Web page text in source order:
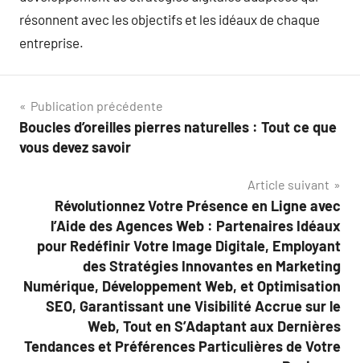
résonnent avec les objectifs et les idéaux de chaque
entreprise.
Navigation
de
Publication précédente
Boucles d’oreilles pierres naturelles : Tout ce que
vous devez savoir
Article suivant
Révolutionnez Votre Présence en Ligne avec
l’Aide des Agences Web : Partenaires Idéaux
pour Redéfinir Votre Image Digitale, Employant
des Stratégies Innovantes en Marketing
Numérique, Développement Web, et Optimisation
SEO, Garantissant une Visibilité Accrue sur le
Web, Tout en S’Adaptant aux Dernières
Tendances et Préférences Particulières de Votre